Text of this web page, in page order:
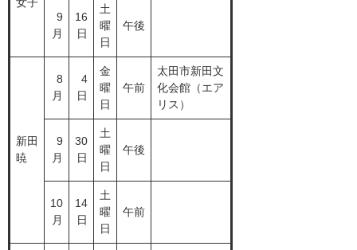
9
月
16
日
土
曜
日
午後
新田
暁
8
月
4
日
金
曜
日
午前
太田市新田文
化会館（エア
リス）
9
月
30
日
土
曜
日
午後
10
月
14
日
土
曜
日
午前